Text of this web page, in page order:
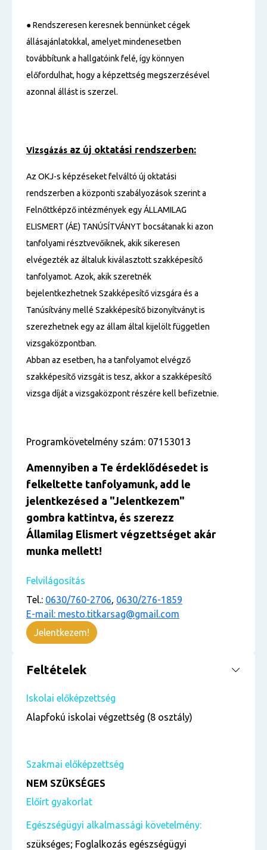
● Rendszeresen keresnek bennünket cégek
állásajánlatokkal, amelyet mindenesetben
továbbítunk a hallgatóink felé, így könnyen
előfordulhat, hogy a képzettség megszerzésével
azonnal állást is szerzel.
Vizsgázás az új oktatási rendszerben:
Az OKJ-s képzéseket felváltó új oktatási
rendszerben a központi szabályozások szerint a
Felnőttképző intézmények egy ÁLLAMILAG
ELISMERT (ÁE) TANÚSÍTVÁNYT bocsátanak ki azon
tanfolyami résztvevőiknek, akik sikeresen
elvégezték az általuk kiválasztott szakképesítő
tanfolyamot. Azok, akik szeretnék
bejelentkezhetnek Szakképesítő vizsgára és a
Tanúsítvány mellé Szakképesítő bizonyítványt is
szerezhetnek egy az állam által kijelölt független
vizsgaközpontban.
Abban az esetben, ha a tanfolyamot elvégző
szakképesítő vizsgát is tesz, akkor a szakképesítő
vizsga díját a vizsgaközpont részére kell befizetnie.
Programkövetelmény szám: 07153013
Amennyiben a Te érdeklődésedet is
felkeltette tanfolyamunk, add le
jelentkezésed a "Jelentkezem"
gombra kattintva, és szerezz
Államilag Elismert végzettséget akár
munka mellett!
Felvilágosítás
Tel.: 0630/760-2706, 0630/276-1859
E-mail: mesto.titkarsag@gmail.com
Jelentkezem!
Feltételek
Iskolai előképzettség
Alapfokú iskolai végzettség (8 osztály)
Szakmai előképzettség
NEM SZÜKSÉGES
Előírt gyakorlat
Egészségügyi alkalmassági követelmény:
szükséges; Foglalkozás egészségügyi